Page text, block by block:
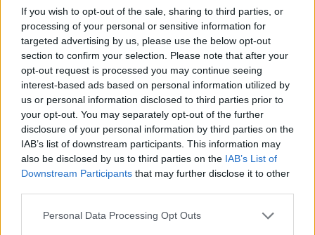
If you wish to opt-out of the sale, sharing to third parties, or
processing of your personal or sensitive information for
targeted advertising by us, please use the below opt-out
section to confirm your selection. Please note that after your
opt-out request is processed you may continue seeing
interest-based ads based on personal information utilized by
us or personal information disclosed to third parties prior to
your opt-out. You may separately opt-out of the further
disclosure of your personal information by third parties on the
IAB’s list of downstream participants. This information may
also be disclosed by us to third parties on the IAB’s List of
Downstream Participants that may further disclose it to other
Personal Data Processing Opt Outs
naujam sankcijų paketui
Vladimirui Putinui(2)
Pasaulis
Rekordiškai nusekęs
Dunojus atidengė II
Pasaulis
Ukrainiečių dronai smogė
„Wildberries“ sandėliui